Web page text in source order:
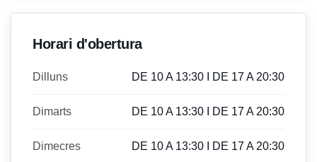
Horari d'obertura
Dilluns DE 10 A 13:30 I DE 17 A 20:30
Dimarts DE 10 A 13:30 I DE 17 A 20:30
Dimecres DE 10 A 13:30 I DE 17 A 20:30